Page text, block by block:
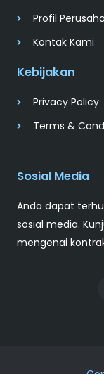
Profil
Kontak Kami
Kebijakan
Privacy Policy
Terms &
Sosial Media
Anda dapat
sosial media.
mengenai